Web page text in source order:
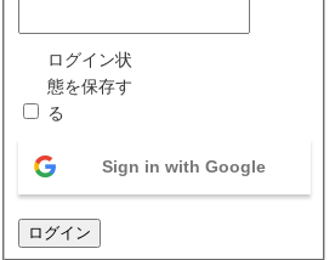
ログイン状
態を保存す
る
Sign in with Google
ログイン